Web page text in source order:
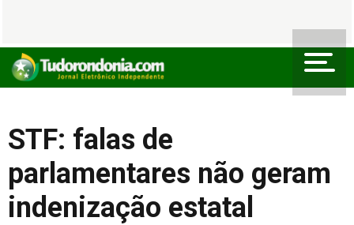
STF: falas de
parlamentares não geram
indenização estatal